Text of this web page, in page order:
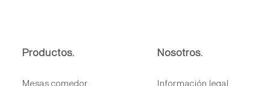
Productos.
Mesas comedor.
Nosotros.
Información legal.